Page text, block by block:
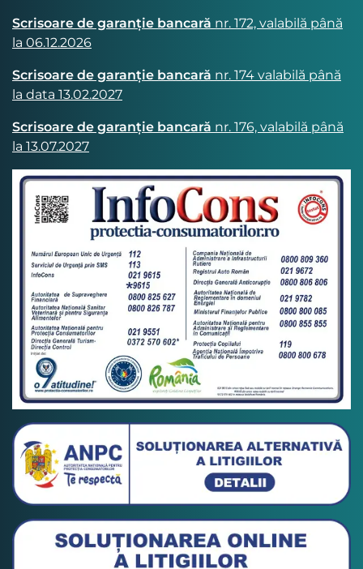
Scrisoare de garanție bancară nr. 172, valabilă până
la 06.12.2026
Scrisoare de garanție bancară nr. 174 valabilă până
la data 13.02.2027
Scrisoare de garanție bancară nr. 176, valabilă până
la 13.07.2027